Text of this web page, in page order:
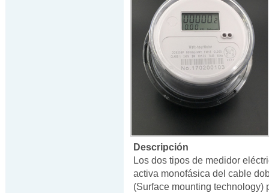
Descripción
Los dos tipos de medidor
activa monofásica del cable
(Surface mounting technology)